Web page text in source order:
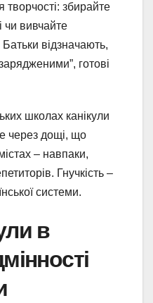
творчості: збирайте
чи вивчайте
відзначають,
готові
школах канікули
через дощі, що
– навпаки,
Гнучкість –
системи.
в